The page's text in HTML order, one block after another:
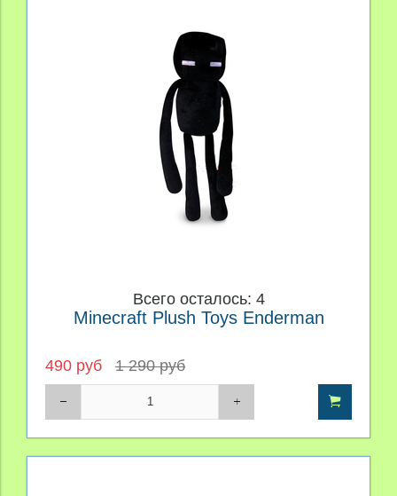
Всего осталось: 4
Minecraft Plush Toys Enderman
490 руб 1 290 руб